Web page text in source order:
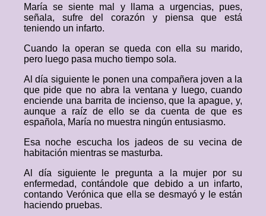
María se siente mal y llama a urgencias, pues,
señala, sufre del corazón y piensa que está
teniendo un infarto.
Cuando la operan se queda con ella su marido,
pero luego pasa mucho tiempo sola.
Al día siguiente le ponen una compañera joven a la
que pide que no abra la ventana y luego, cuando
enciende una barrita de incienso, que la apague, y,
aunque a raíz de ello se da cuenta de que es
española, María no muestra ningún entusiasmo.
Esa noche escucha los jadeos de su vecina de
habitación mientras se masturba.
Al día siguiente le pregunta a la mujer por su
enfermedad, contándole que debido a un infarto,
contando Verónica que ella se desmayó y le están
haciendo pruebas.